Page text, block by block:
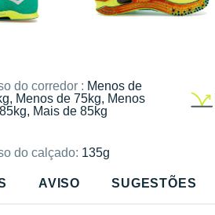
do corredor : Menos de
Menos de 75kg, Menos
Mais de 85kg
do calçado: 135g
AVISO SUGESTÕES